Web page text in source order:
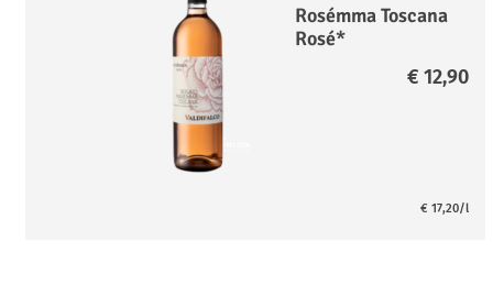
Rosémma Toscana
Rosé*
€ 12,90
€ 17,20/l